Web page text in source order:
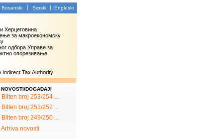
Bosanski Srpski Engleski
Херцеговина
за макроекономску
одбора Управе за
опорезивање
Tax Authority
NOVOSTI/DOGAĐAJI
Bilten broj 253/254 ...
Bilten broj 251/252 ...
Bilten broj 249/250 ...
Arhiva novosti